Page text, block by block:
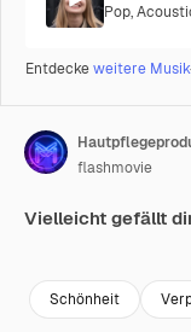
Pop,
Entdeckeweitere Musik
flashmovie
Vielleicht gefällt
Schönheit